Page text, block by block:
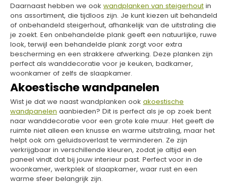
Daarnaast hebben we ook wandplanken van steigerhout in
ons assortiment, die tijdloos zijn. Je kunt kiezen uit behandeld
of onbehandeld steigerhout, afhankelijk van de uitstraling die
je zoekt. Een onbehandelde plank geeft een natuurlijke, ruwe
look, terwijl een behandelde plank zorgt voor extra
bescherming en een strakkere afwerking. Deze planken zijn
perfect als wanddecoratie voor je keuken, badkamer,
woonkamer of zelfs de slaapkamer.
Akoestische wandpanelen
Wist je dat we naast wandplanken ook akoestische
wandpanelen aanbieden? Dit is perfect als je op zoek bent
naar wanddecoratie voor een grote kale muur. Het geeft de
ruimte niet alleen een knusse en warme uitstraling, maar het
helpt ook om geluidsoverlast te verminderen. Ze zijn
verkrijgbaar in verschillende kleuren, zodat je altijd een
paneel vindt dat bij jouw interieur past. Perfect voor in de
woonkamer, werkplek of slaapkamer, waar rust en een
warme sfeer belangrijk zijn.